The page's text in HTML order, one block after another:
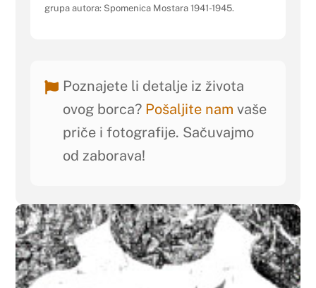
grupa autora: Spomenica Mostara 1941-1945.
Poznajete li detalje iz života
ovog borca? Pošaljite nam vaše
priče i fotografije. Sačuvajmo
od zaborava!